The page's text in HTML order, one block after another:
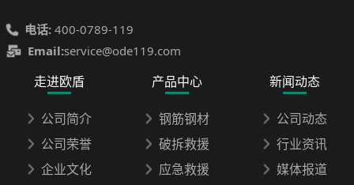
电话: 400-0789-119
Email:service@ode119.com
走进欧盾
公司简介
公司荣誉
企业文化
产品中心
钢筋钢材
破拆救援
应急救援
新闻动态
公司动态
行业资讯
媒体报道